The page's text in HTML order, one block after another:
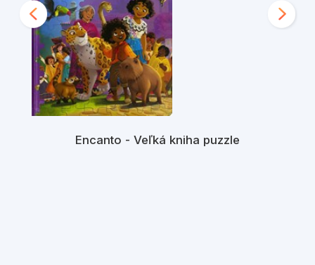
Encanto - Veľká kniha puzzle